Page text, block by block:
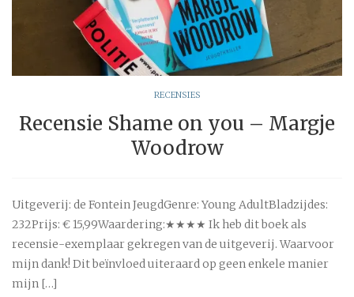
RECENSIES
Recensie Shame on you – Margje
Woodrow
Uitgeverij: de Fontein JeugdGenre: Young AdultBladzijdes:
232Prijs: € 15,99Waardering:★★★★ Ik heb dit boek als
recensie-exemplaar gekregen van de uitgeverij. Waarvoor
mijn dank! Dit beïnvloed uiteraard op geen enkele manier
mijn […]